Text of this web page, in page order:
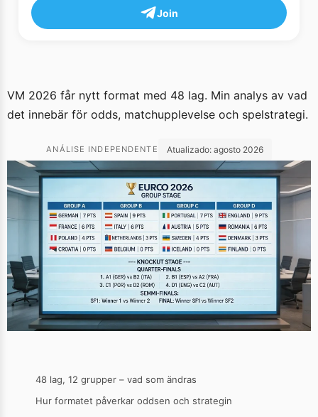
Join
VM 2026 får nytt format med 48 lag. Min analys av vad
det innebär för odds, matchupplevelse och spelstrategi.
ANÁLISE INDEPENDENTE Atualizado: agosto 2026
48 lag, 12 grupper – vad som ändras
Hur formatet påverkar oddsen och strategin